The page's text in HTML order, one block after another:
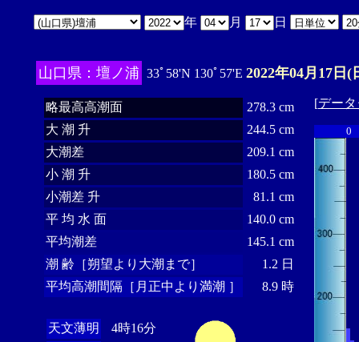
年 月 日
山口県：壇ノ浦 33ﾟ58'N 130ﾟ57'E 2022年04月17日(
略最高高潮面
278.3 cm
大 潮 升
244.5 cm
大潮差
209.1 cm
小 潮 升
180.5 cm
小潮差 升
81.1 cm
平 均 水 面
140.0 cm
平均潮差
145.1 cm
潮 齢［朔望より大潮まで］
1.2 日
平均高潮間隔［月正中より満潮 ］
8.9 時
天文薄明
4時16分
[デー
0